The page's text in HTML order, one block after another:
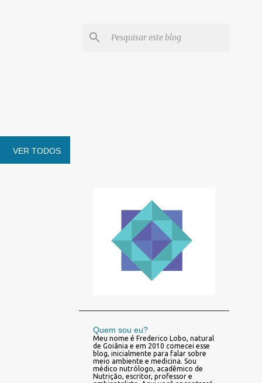
VER TODOS
Quem sou eu?
Meu nome é Frederico Lobo, natural
de Goiânia e em 2010 comecei esse
blog, inicialmente para falar sobre
meio ambiente e medicina. Sou
médico nutrólogo, acadêmico de
Nutrição, escritor, professor e